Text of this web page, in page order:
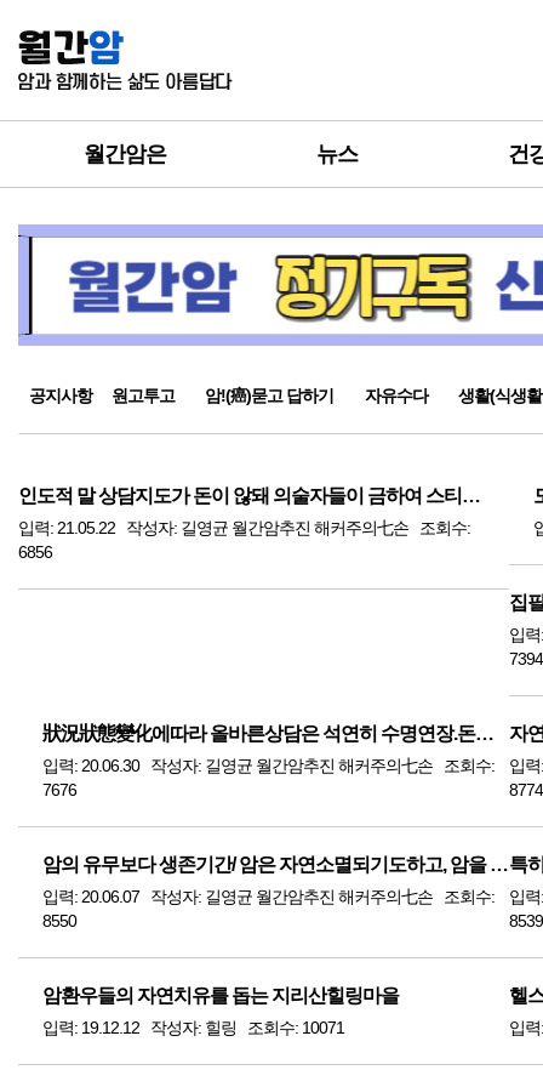
월간암은 뉴스 건
공지사항 원고투고 암!(癌)묻고 답하기 자유수다 생활(식생
인도적 말 상담지도가 돈이 않돼 의술자들이 금하여 스티브잡스 신성일 죽어
입력: 21.05.22 작성자: 길영균 월간암추진 해커주의七손 조회수:
6856
입
7394
狀況狀態變化에따라 올바른상담은 석연히 수명연장.돈않되어醫術者들이 꺼려
입력: 20.06.30 작성자: 길영균 월간암추진 해커주의七손 조회수:
7676
입
8774
암의 유무보다 생존기간/ 암은 자연소멸되기도하고, 암을 지닌채
입력: 20.06.07 작성자: 길영균 월간암추진 해커주의七손 조회수:
8550
특
입
8539
암환우들의 자연치유를 돕는 지리산힐링마을
입력: 19.12.12 작성자: 힐링 조회수: 10071
헬
입